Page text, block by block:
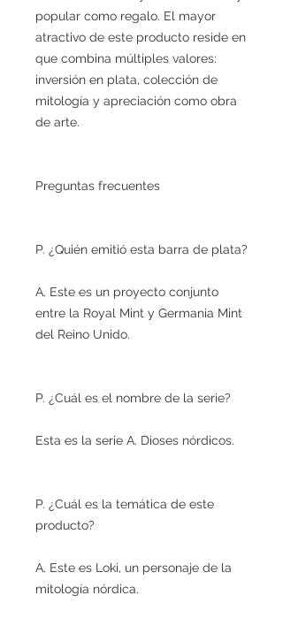
popular como regalo. El mayor
atractivo de este producto reside en
que combina múltiples valores:
inversión en plata, colección de
mitología y apreciación como obra
de arte.
Preguntas frecuentes
P. ¿Quién emitió esta barra de plata?
A. Este es un proyecto conjunto
entre la Royal Mint y Germania Mint
del Reino Unido.
P. ¿Cuál es el nombre de la serie?
Esta es la serie A. Dioses nórdicos.
P. ¿Cuál es la temática de este
producto?
A. Este es Loki, un personaje de la
mitología nórdica.